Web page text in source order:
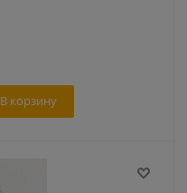
В корзину